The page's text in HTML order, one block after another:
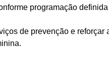
programação
de prevenção e reforçar